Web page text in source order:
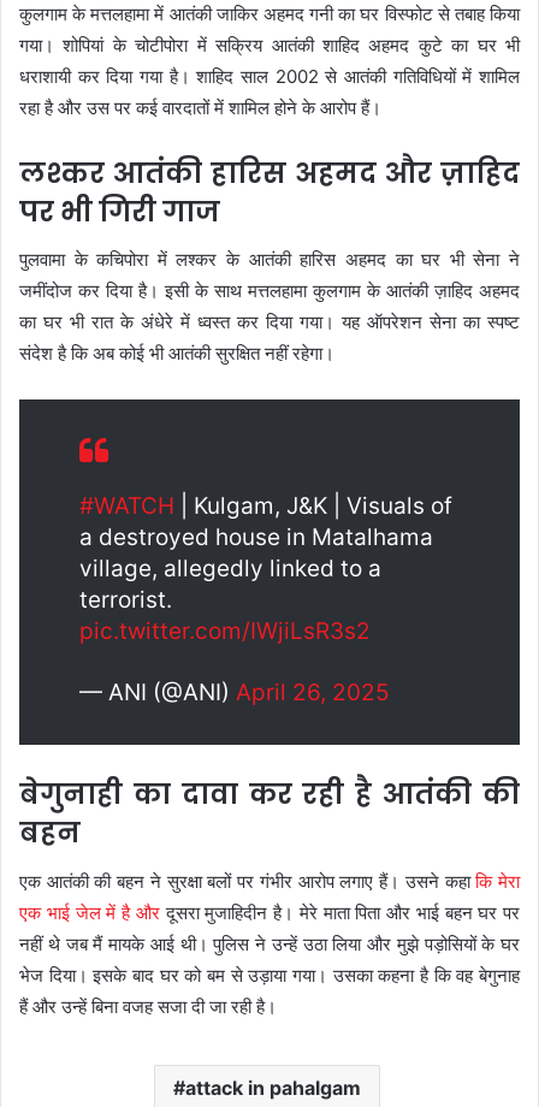
कुलगाम के मत्तलहामा में आतंकी जाकिर अहमद गनी का घर विस्फोट से तबाह किया
गया। शोपियां के चोटीपोरा में सक्रिय आतंकी शाहिद अहमद कुटे का घर भी
धराशायी कर दिया गया है। शाहिद साल 2002 से आतंकी गतिविधियों में शामिल
रहा है और उस पर कई वारदातों में शामिल होने के आरोप हैं।
लश्कर आतंकी हारिस अहमद और ज़ाहिद
पर भी गिरी गाज
पुलवामा के कचिपोरा में लश्कर के आतंकी हारिस अहमद का घर भी सेना ने
जमींदोज कर दिया है। इसी के साथ मत्तलहामा कुलगाम के आतंकी ज़ाहिद अहमद
का घर भी रात के अंधेरे में ध्वस्त कर दिया गया। यह ऑपरेशन सेना का स्पष्ट
संदेश है कि अब कोई भी आतंकी सुरक्षित नहीं रहेगा।
#WATCH | Kulgam, J&K | Visuals of
a destroyed house in Matalhama
village, allegedly linked to a
terrorist.
pic.twitter.com/IWjiLsR3s2
— ANI (@ANI) April 26, 2025
बेगुनाही का दावा कर रही है आतंकी की
बहन
एक आतंकी की बहन ने सुरक्षा बलों पर गंभीर आरोप लगाए हैं। उसने कहाकि मेरा
एक भाई जेल में है औरदूसरा मुजाहिदीन है। मेरे माता पिता और भाई बहन घर पर
नहीं थे जब मैं मायके आई थी। पुलिस ने उन्हें उठा लिया और मुझे पड़ोसियों के घर
भेज दिया। इसके बाद घर को बम से उड़ाया गया। उसका कहना है कि वह बेगुनाह
हैं और उन्हें बिना वजह सजा दी जा रही है।
attack in pahalgam